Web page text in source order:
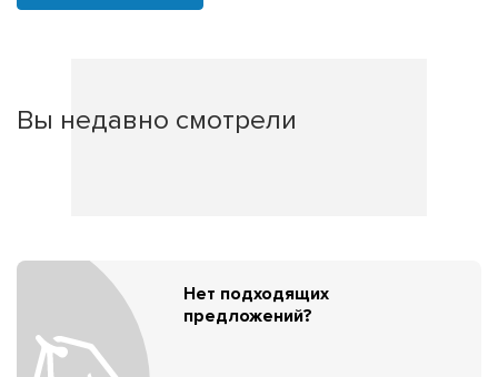
Вы недавно смотрели
Нет подходящих
предложений?